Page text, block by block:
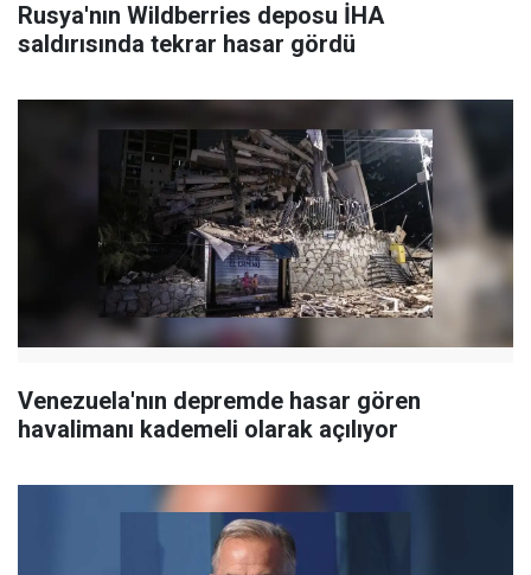
Rusya'nın Wildberries deposu İHA
saldırısında tekrar hasar gördü
Venezuela'nın depremde hasar gören
havalimanı kademeli olarak açılıyor